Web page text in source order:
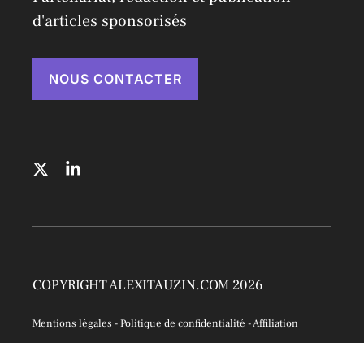
d'articles sponsorisés
NOUS CONTACTER
COPYRIGHT ALEXITAUZIN.COM 2026
Mentions légales -Politique de confidentialité -Affiliation